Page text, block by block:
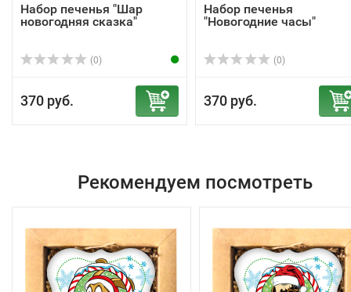
Набор печенья "Шар
новогодняя сказка"
(0)
370 руб.
Набор печенья
"Новогодние часы"
(0)
370 руб.
Рекомендуем посмотреть